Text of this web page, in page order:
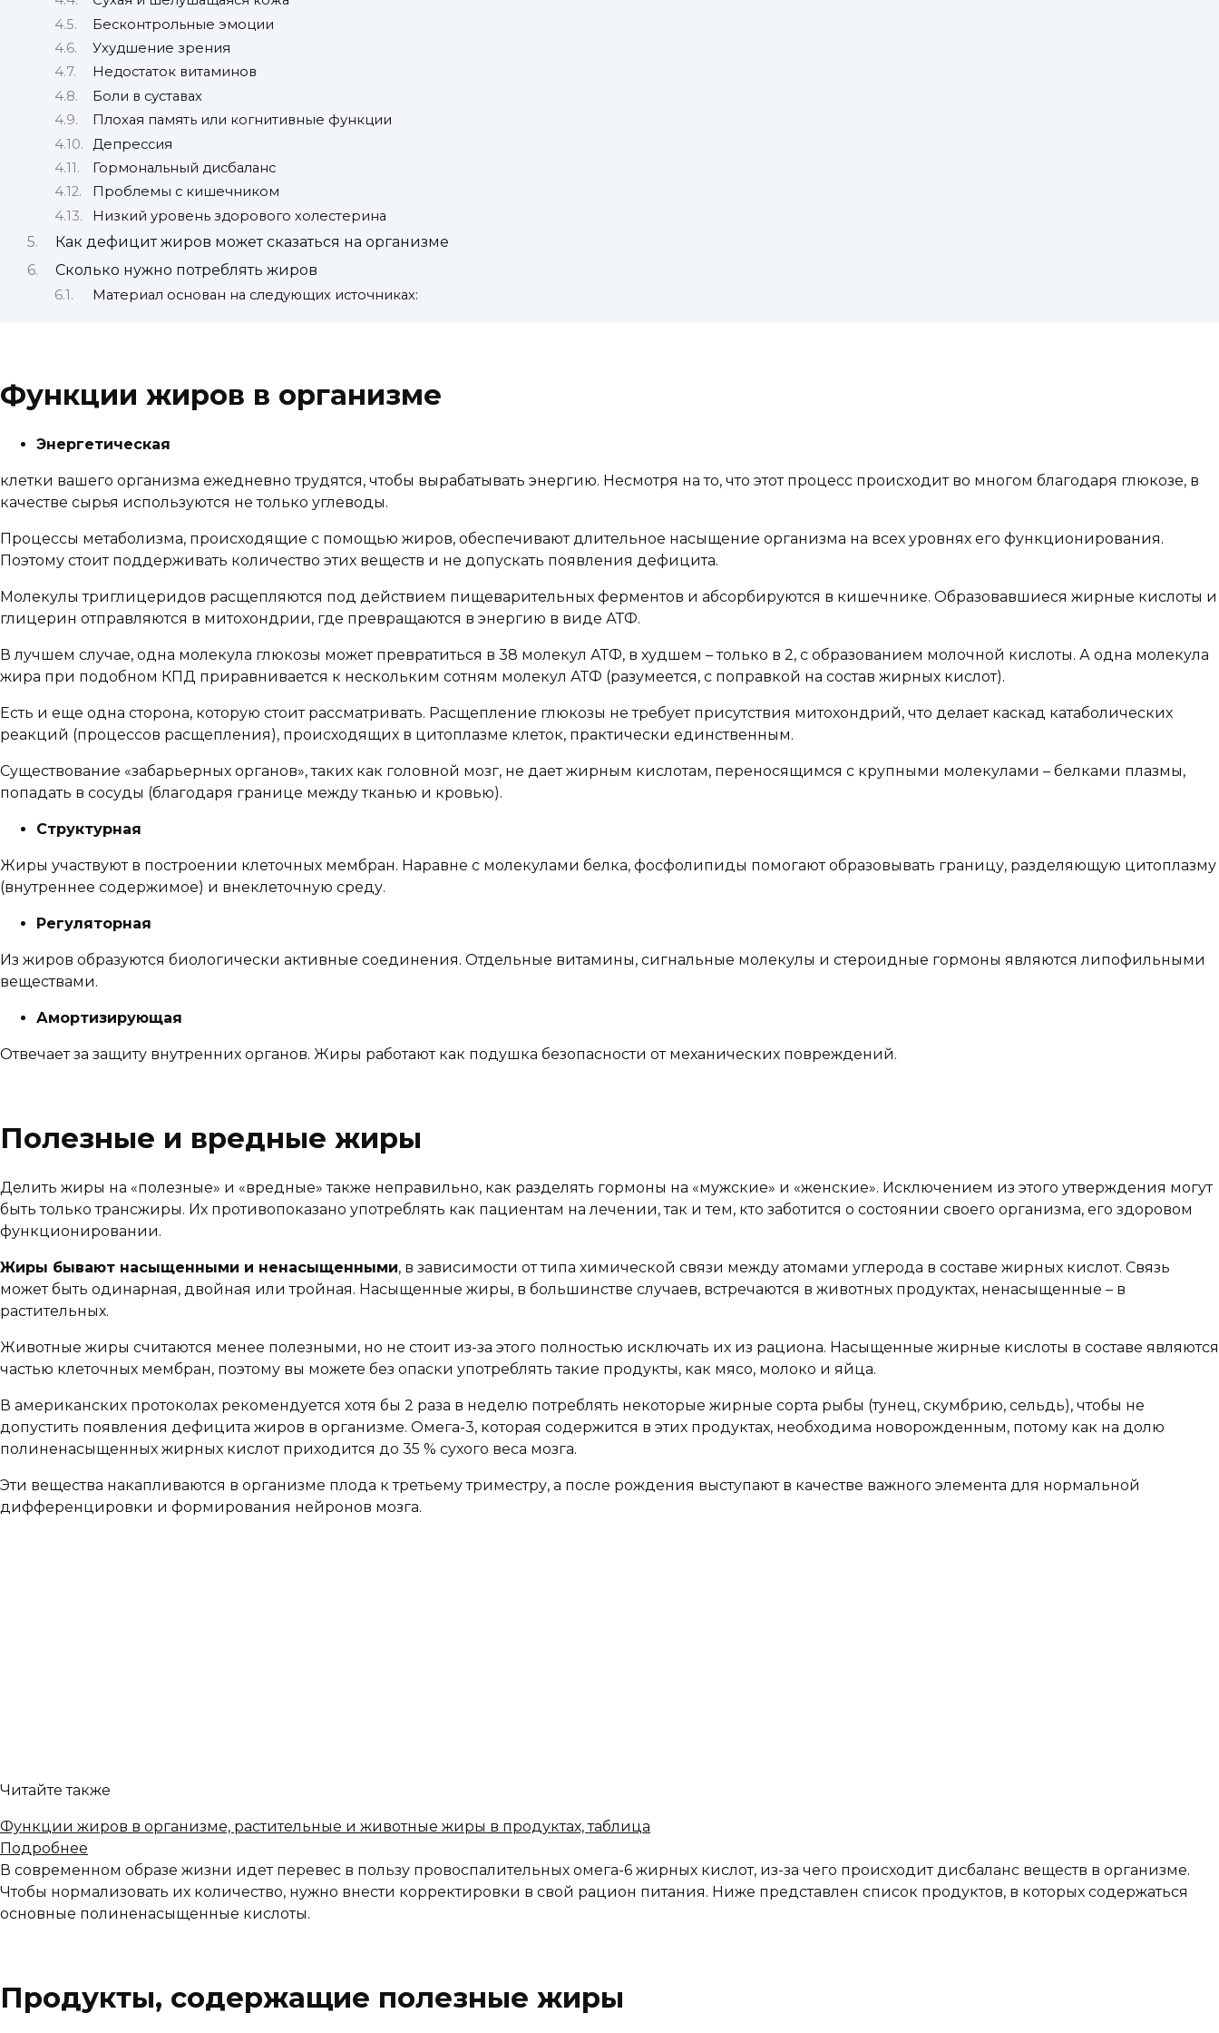
Бесконтрольные эмоции
Ухудшение зрения
Недостаток витаминов
Боли в суставах
Плохая память или когнитивные функции
Депрессия
Гормональный дисбаланс
Проблемы с кишечником
Низкий уровень здорового холестерина
Как дефицит жиров может сказаться на организме
Сколько нужно потреблять жиров
Материал основан на следующих источниках:
Функции жиров в организме
Энергетическая
клетки вашего организма ежедневно трудятся, чтобы вырабатывать энергию. Несмотря на то, что этот процесс происходит во многом благодаря глюкозе, в
качестве сырья используются не только углеводы.
Процессы метаболизма, происходящие с помощью жиров, обеспечивают длительное насыщение организма на всех уровнях его функционирования.
Поэтому стоит поддерживать количество этих веществ и не допускать появления дефицита.
Молекулы триглицеридов расщепляются под действием пищеварительных ферментов и абсорбируются в кишечнике. Образовавшиеся жирные кислоты и
глицерин отправляются в митохондрии, где превращаются в энергию в виде АТФ.
В лучшем случае, одна молекула глюкозы может превратиться в 38 молекул АТФ, в худшем – только в 2, с образованием молочной кислоты. А одна молекула
жира при подобном КПД приравнивается к нескольким сотням молекул АТФ (разумеется, с поправкой на состав жирных кислот).
Есть и еще одна сторона, которую стоит рассматривать. Расщепление глюкозы не требует присутствия митохондрий, что делает каскад катаболических
реакций (процессов расщепления), происходящих в цитоплазме клеток, практически единственным.
Существование «забарьерных органов», таких как головной мозг, не дает жирным кислотам, переносящимся с крупными молекулами – белками плазмы,
попадать в сосуды (благодаря границе между тканью и кровью).
Структурная
Жиры участвуют в построении клеточных мембран. Наравне с молекулами белка, фосфолипиды помогают образовывать границу, разделяющую цитоплазму
(внутреннее содержимое) и внеклеточную среду.
Регуляторная
Из жиров образуются биологически активные соединения. Отдельные витамины, сигнальные молекулы и стероидные гормоны являются липофильными
веществами.
Амортизирующая
Отвечает за защиту внутренних органов. Жиры работают как подушка безопасности от механических повреждений.
Полезные и вредные жиры
Делить жиры на «полезные» и «вредные» также неправильно, как разделять гормоны на «мужские» и «женские». Исключением из этого утверждения могут
быть только трансжиры. Их противопоказано употреблять как пациентам на лечении, так и тем, кто заботится о состоянии своего организма, его здоровом
функционировании.
Жиры бывают насыщенными и ненасыщенными, в зависимости от типа химической связи между атомами углерода в составе жирных кислот. Связь
может быть одинарная, двойная или тройная. Насыщенные жиры, в большинстве случаев, встречаются в животных продуктах, ненасыщенные – в
растительных.
Животные жиры считаются менее полезными, но не стоит из-за этого полностью исключать их из рациона. Насыщенные жирные кислоты в составе являются
частью клеточных мембран, поэтому вы можете без опаски употреблять такие продукты, как мясо, молоко и яйца.
В американских протоколах рекомендуется хотя бы 2 раза в неделю потреблять некоторые жирные сорта рыбы (тунец, скумбрию, сельдь), чтобы не
допустить появления дефицита жиров в организме. Омега-3, которая содержится в этих продуктах, необходима новорожденным, потому как на долю
полиненасыщенных жирных кислот приходится до 35 % сухого веса мозга.
Эти вещества накапливаются в организме плода к третьему триместру, а после рождения выступают в качестве важного элемента для нормальной
дифференцировки и формирования нейронов мозга.
Читайте также
Функции жиров в организме, растительные и животные жиры в продуктах, таблица
Подробнее
В современном образе жизни идет перевес в пользу провоспалительных омега-6 жирных кислот, из-за чего происходит дисбаланс веществ в организме.
Чтобы нормализовать их количество, нужно внести корректировки в свой рацион питания. Ниже представлен список продуктов, в которых содержаться
основные полиненасыщенные кислоты.
Продукты, содержащие полезные жиры